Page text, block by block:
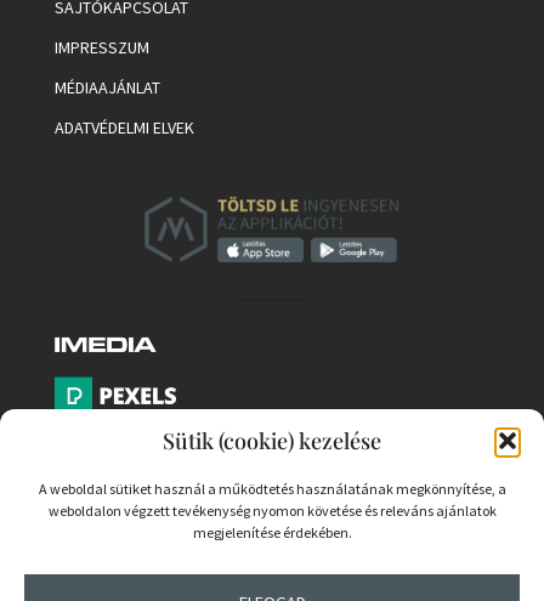
Sütik (cookie) kezelése
A weboldal sütiket használ a működtetés használatának megkönnyítése, a
weboldalon végzett tevékenység nyomon követése és releváns ajánlatok
megjelenítése érdekében.
SAJTÓKAPCSOLAT
IMPRESSZUM
MÉDIAAJÁNLAT
ADATVÉDELMI ELVEK
PARTNEREK